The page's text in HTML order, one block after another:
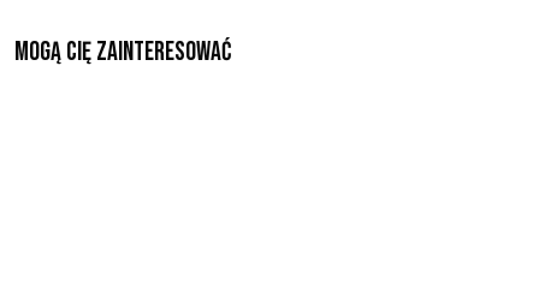
Mogą Cię zainteresować